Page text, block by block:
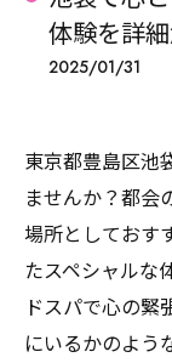
体験を詳
2025/01/31
東京都豊島区池
ませんか？都会
場所としておす
たスペシャルな
ドスパで心の緊
にいるかのよう